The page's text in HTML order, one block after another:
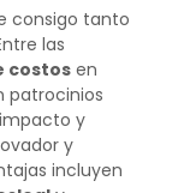
consigo tanto
las
costosen
patrocinios
y
y
incluyen